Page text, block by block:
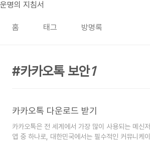
본문 바로가기
운명의 지침서
홈 태그 방명록
카카오톡 보안1
카카오톡 다운로드 받기
카카오톡은 전 세계에서 가장 많이 사용되는 메신저
앱 중 하나로, 대한민국에서는 필수적인 커뮤니케이